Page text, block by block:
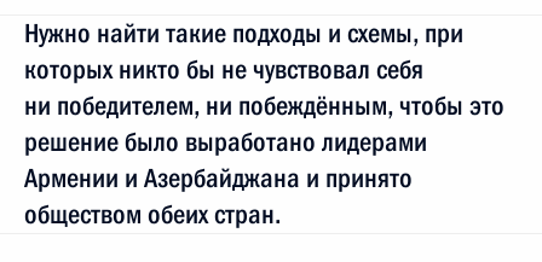
Нужно найти такие подходы и схемы, при
которых никто бы не чувствовал себя
ни победителем, ни побеждённым, чтобы это
решение было выработано лидерами
Армении и Азербайджана и принято
обществом обеих стран.